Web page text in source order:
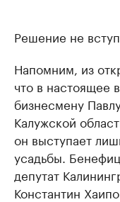
Решение не
Напомним, из
что в настоящее
бизнесмену
Калужской
он выступает
усадьбы.
депутат
Константин